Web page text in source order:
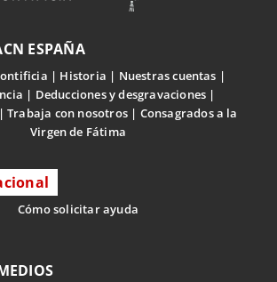
ESPAÑA
Historia
Nuestras cuentas
Deducciones y desgravaciones
Trabaja con nosotros
Consagrados a la
Virgen de Fátima
Cómo solicitar ayuda